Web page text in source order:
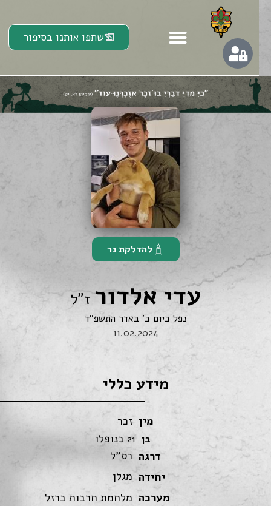
שתפו אותנו בסיפור
להדלקת נר
עדי אלדורז"ל
נפל ביום ב' באדר התשפ"ד
11.02.2024
מידע כללי
מין זכר
בן 21 בנופלו
דרגה
רס"ל
יחידה מגלן
מערכה
מלחמת חרבות ברזל